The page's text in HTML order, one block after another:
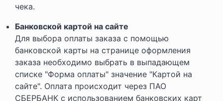
чека.
Банковской картой на сайте
Для выбора оплаты заказа с помощью
банковской карты на странице оформления
заказа необходимо выбрать в выпадающем
списке "Форма оплаты" значение "Картой на
сайте". Оплата происходит через ПАО
СБЕРБАНК с использованием банковских карт